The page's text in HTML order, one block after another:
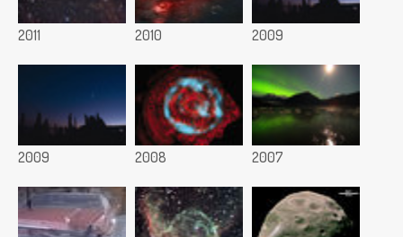
2011 2010 2009
2009 2008 2007